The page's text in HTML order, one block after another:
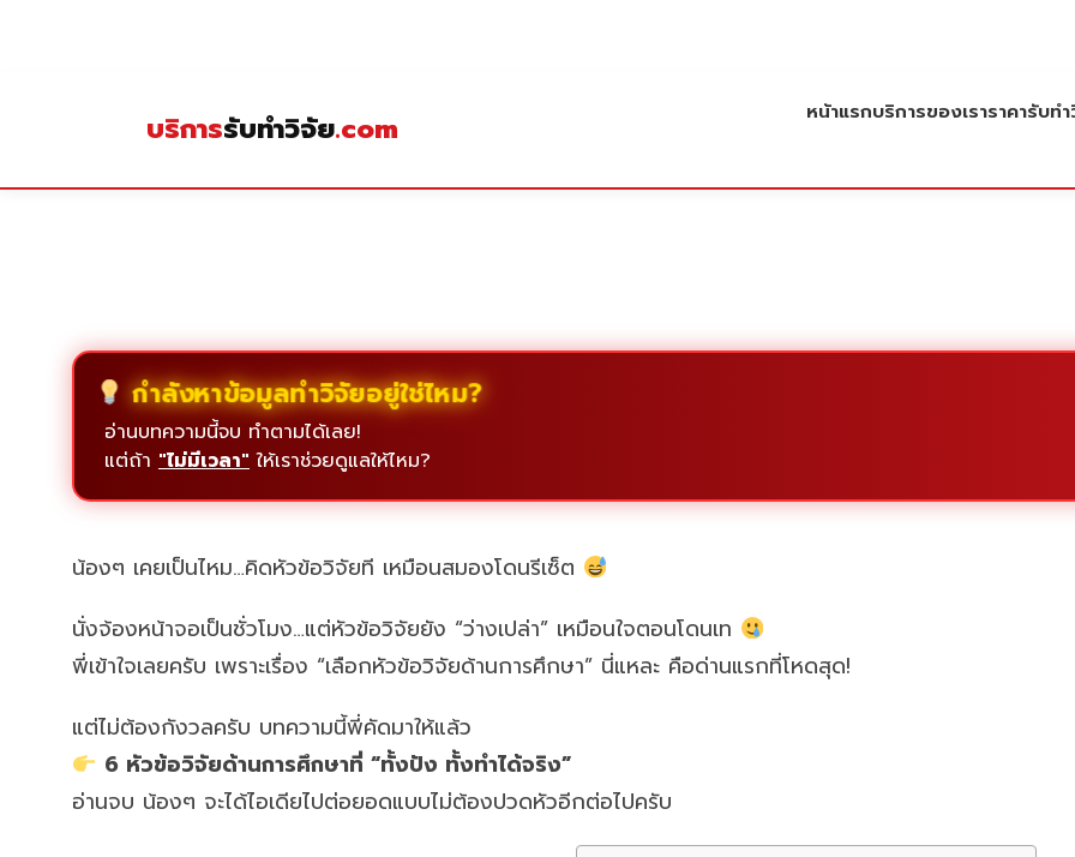
บริการรับทำวิจัย.com หน้าแรกบริการของเราราคารับท
กำลังหาข้อมูลทำวิจัยอยู่ใช่ไหม?
อ่านบทความนี้จบ ทำตามได้เลย!
แต่ถ้า "ไม่มีเวลา" ให้เราช่วยดูแลให้ไหม?
น้องๆ เคยเป็นไหม…คิดหัวข้อวิจัยที เหมือนสมองโดนรีเซ็ต
นั่งจ้องหน้าจอเป็นชั่วโมง…แต่หัวข้อวิจัยยัง “ว่างเปล่า” เหมือนใจตอนโดนเท
พี่เข้าใจเลยครับ เพราะเรื่อง “เลือกหัวข้อวิจัยด้านการศึกษา” นี่แหละ คือด่านแรกที่โหดสุด!
แต่ไม่ต้องกังวลครับ บทความนี้พี่คัดมาให้แล้ว
6 หัวข้อวิจัยด้านการศึกษาที่ “ทั้งปัง ทั้งทำได้จริง”
อ่านจบ น้องๆ จะได้ไอเดียไปต่อยอดแบบไม่ต้องปวดหัวอีกต่อไปครับ